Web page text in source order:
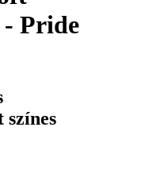
- Pride
színes